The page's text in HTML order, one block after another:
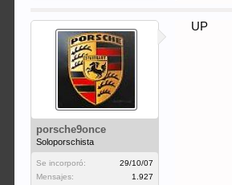
porsche9once
Soloporschista
Se incorporó:
29/10/07
Mensajes:
1.927
UP